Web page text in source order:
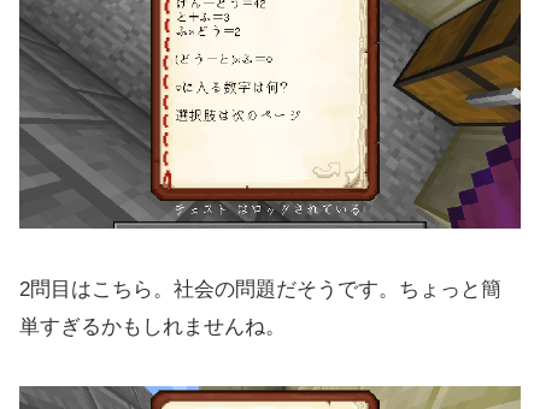
2問目はこちら。社会の問題だそうです。ちょっと簡
単すぎるかもしれませんね。